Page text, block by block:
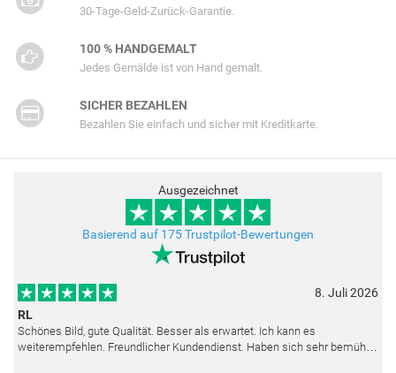
30-Tage-Geld-Zurück-Garantie.
100 % HANDGEMALT
Jedes Gemälde ist von Hand gemalt.
SICHER BEZAHLEN
Bezahlen Sie einfach und sicher mit Kreditkarte.
Ausgezeichnet
Basierend auf 175 Trustpilot-Bewertungen
8. Juli 2026
RL
Schönes Bild, gute Qualität. Besser als erwartet. Ich kann es
weiterempfehlen. Freundlicher Kundendienst. Haben sich sehr bemüht